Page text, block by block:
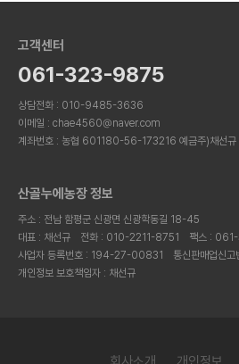
고객센터
061-323-9875
상담전화 : 010-9485-3636
이메일 : chae4560@naver.com
계좌번호 : 농협 601180-56-173216 예금주)채선규
산골누에농장 정보
주소 : 전남 함평군 신광면 신광학동길 18-45
대표 : 채선규
전화 : 010-2211-8751
팩스 :
사업자 등록번호 : 194-27-00831
통신판매업신
개인정보 보호책임자 : 채선규